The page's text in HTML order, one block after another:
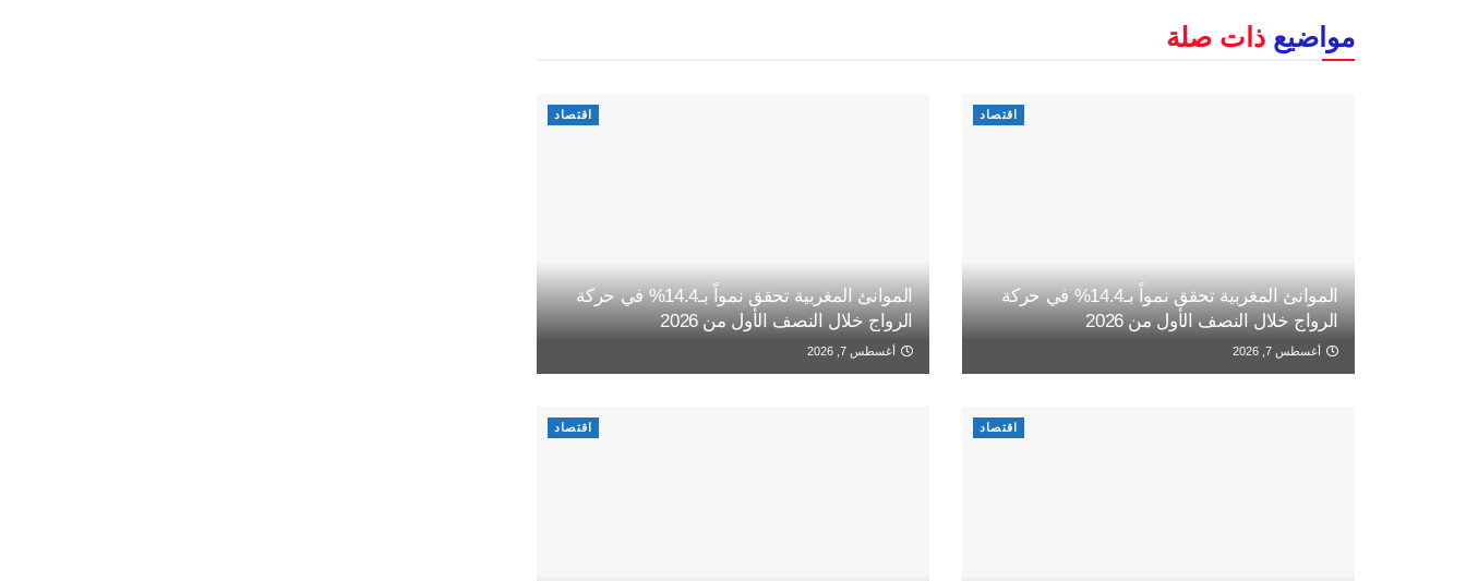
مواضيع ذات صلة
اقتصاد
الموانئ المغربية تحقق نمواً بـ14.4% في حركة
الرواج خلال النصف الأول من 2026
أغسطس 7, 2026
اقتصاد
الموانئ المغربية تحقق نمواً بـ14.4% في حركة
الرواج خلال النصف الأول من 2026
أغسطس 7, 2026
اقتصاد اقتصاد